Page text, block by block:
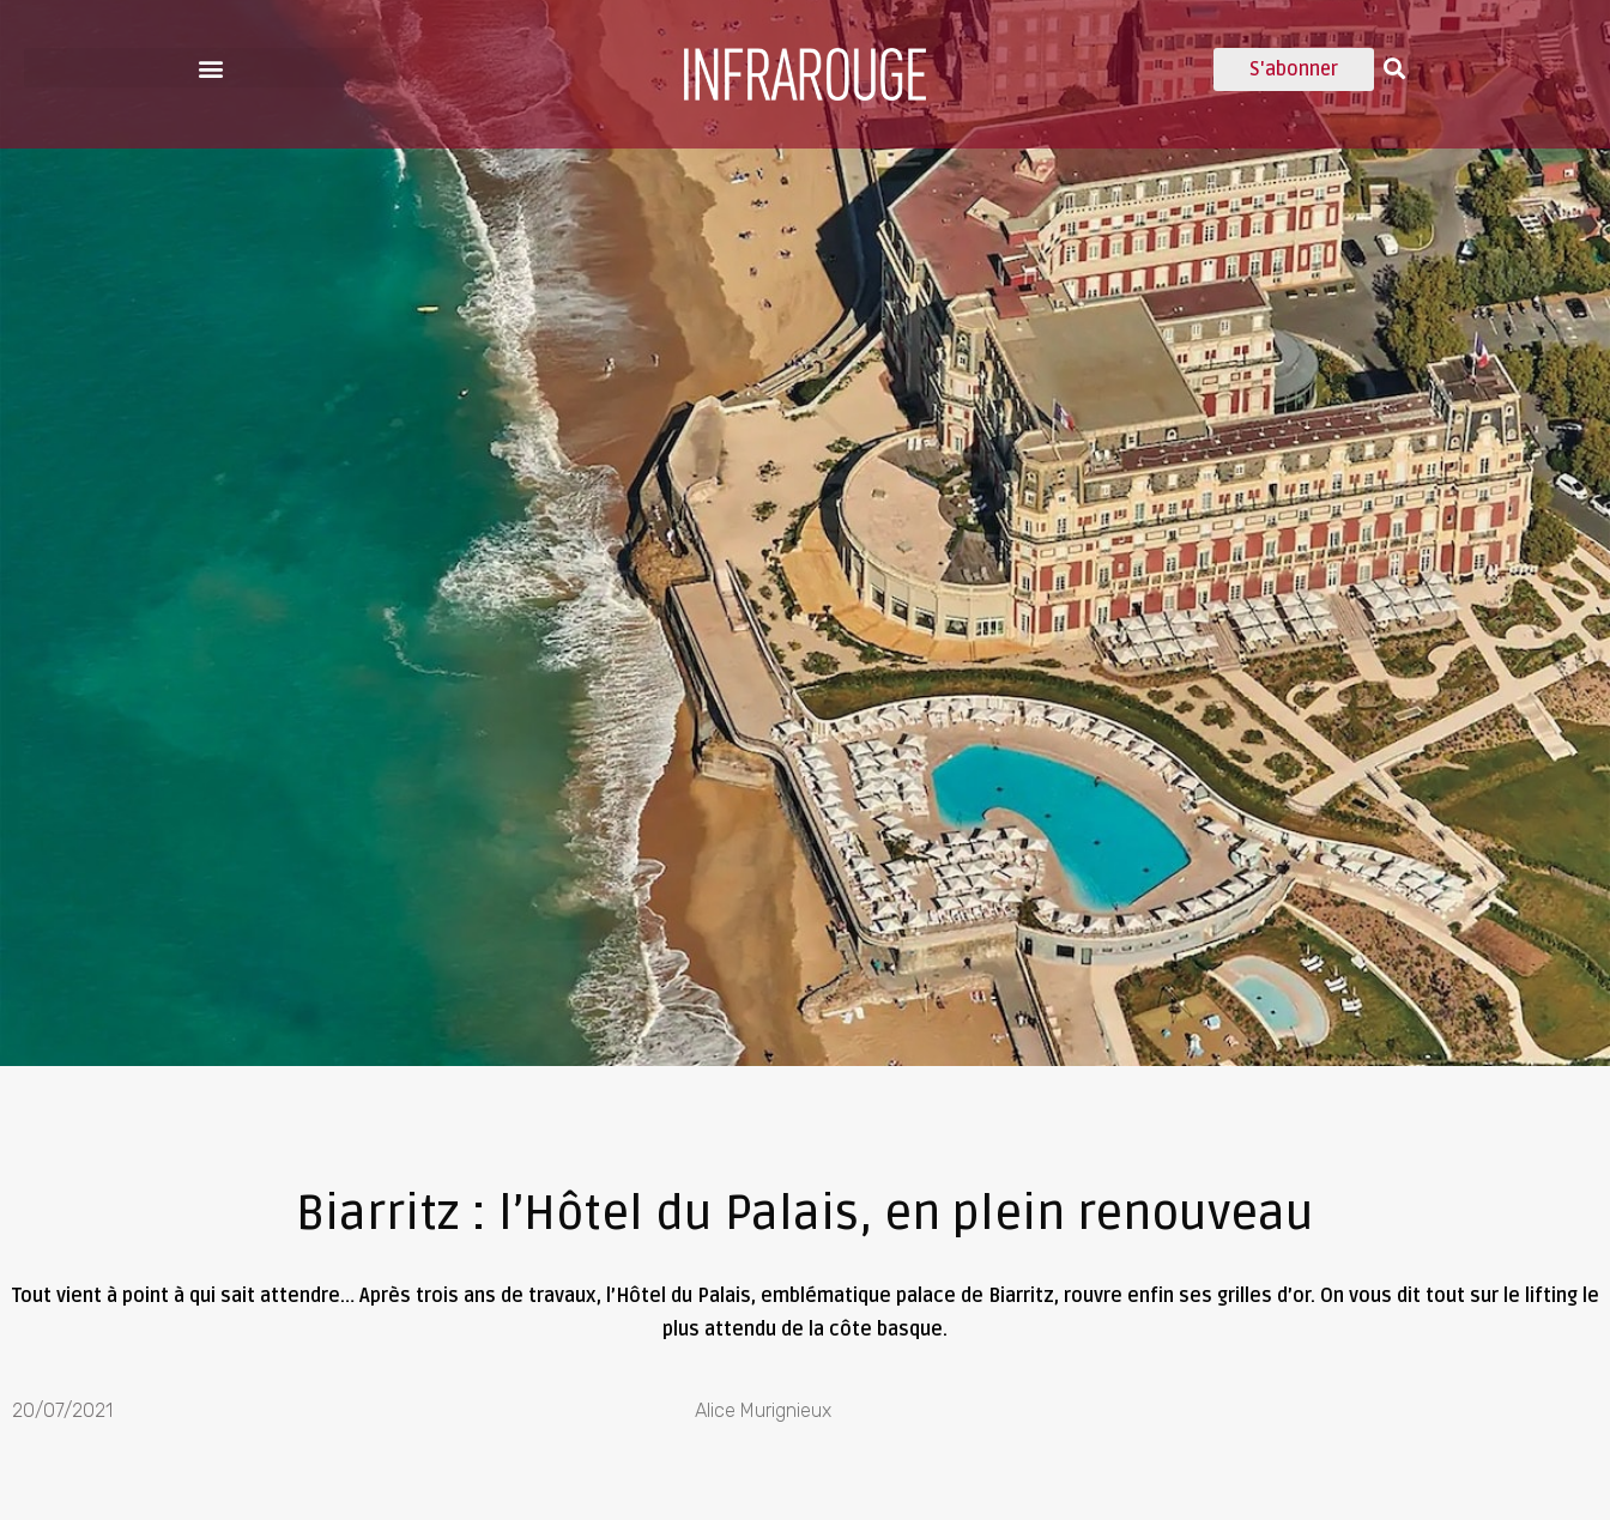
S'abonner
Biarritz : l’Hôtel du Palais, en plein renouveau
Tout vient à point à qui sait attendre… Après trois ans de travaux, l’Hôtel du Palais, emblématique palace de Biarritz, rouvre enfin ses grilles d’or. On vous dit tout sur le lifting le
plus attendu de la côte basque.
20/07/2021 Alice Murignieux